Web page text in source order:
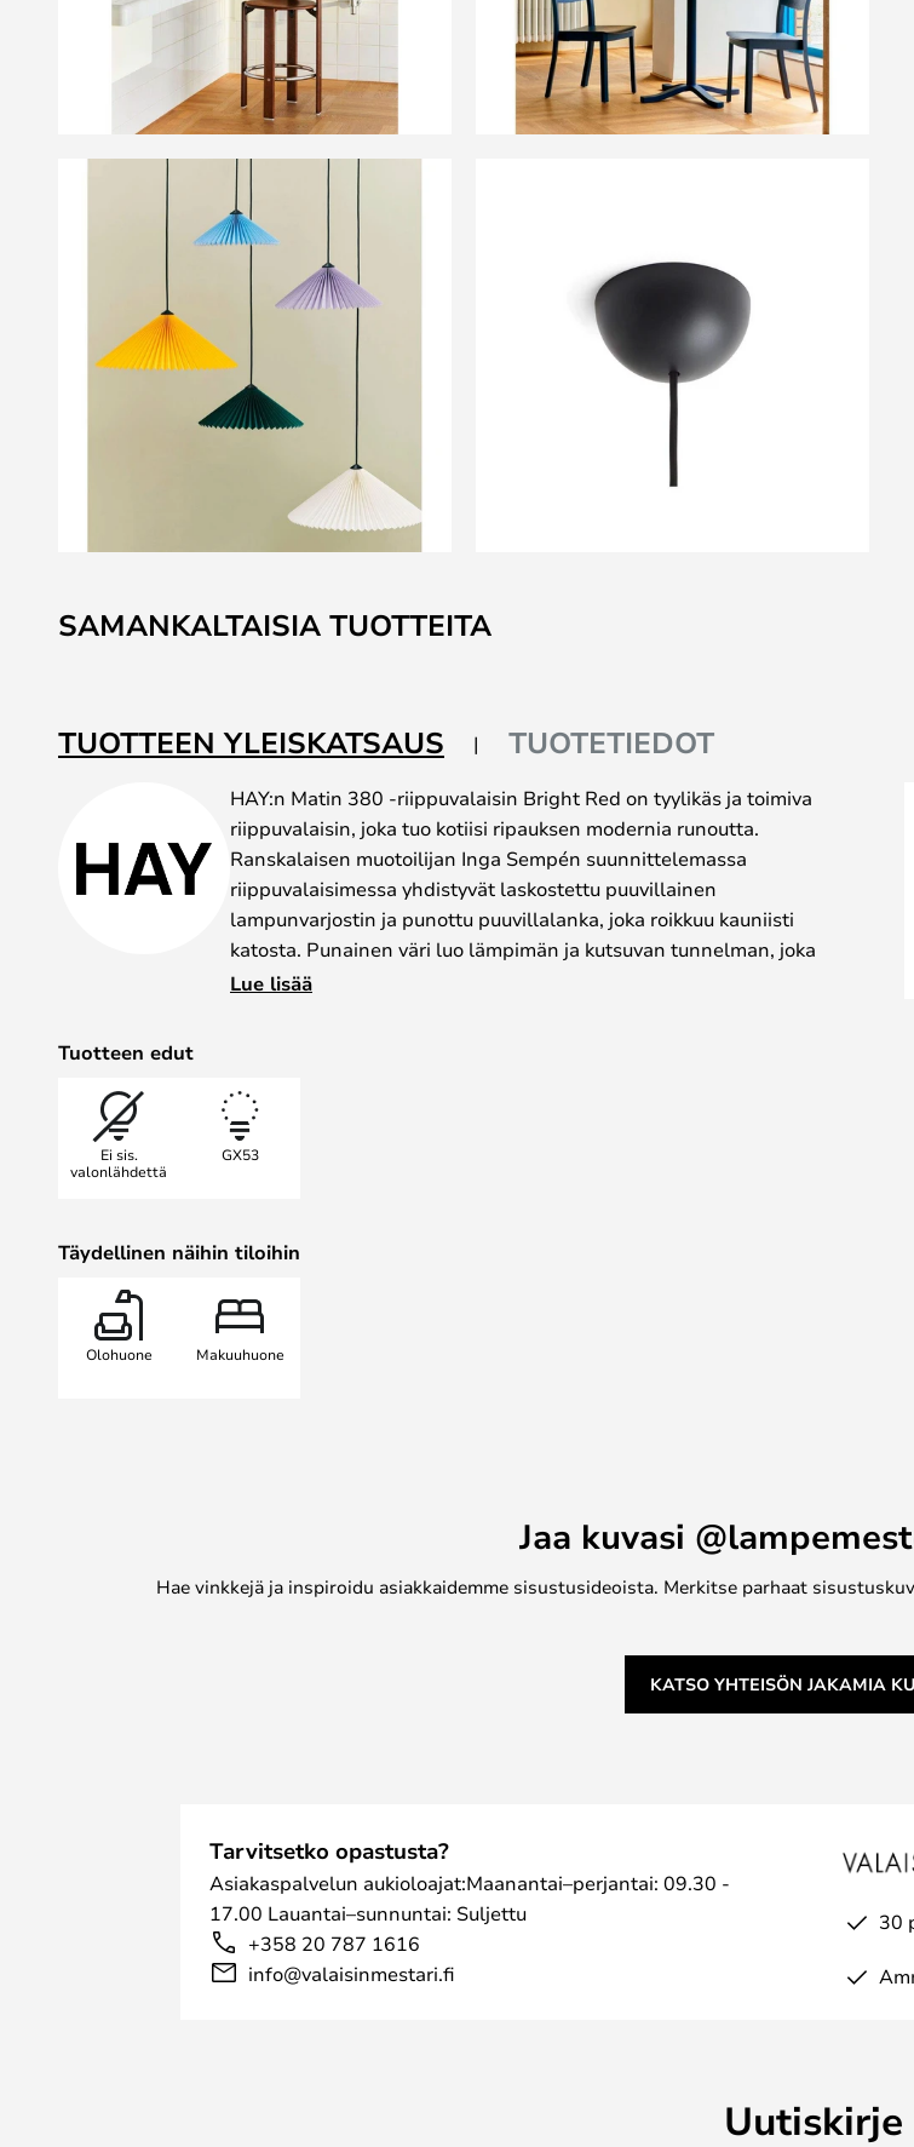
to
the
the
images
SAMANKALTAISIA TUOTTEITA
TUOTTEEN YLEISKATSAUS TUOTETIEDOT
HAY:n Matin 380 -riippuvalaisin Bright Red on tyylikäs ja toimiva
riippuvalaisin, joka tuo kotiisi ripauksen modernia runoutta.
Ranskalaisen muotoilijan Inga Sempén suunnittelemassa
riippuvalaisimessa yhdistyvät laskostettu puuvillainen
lampunvarjostin ja punottu puuvillalanka, joka roikkuu kauniisti
katosta. Punainen väri luo lämpimän ja kutsuvan tunnelman, joka
sopii täydellisesti minkä tahansa huoneen valaisemiseen. Matin
näkyy tässä mallissa, joka heijastelee myös hänen hienostuneiden
värien käyttöään. Tämä riippuvalaisin sopii niille, jotka etsivät
valaistuksessaan ainutlaatuista yhdistelmää laatua ja
Lue lisää
Tuotteen edut
Ei sis.
valonlähdettä
GX53
Täydellinen näihin tiloihin
Olohuone Makuuhuone
Jaa kuvasi
Hae vinkkejä ja inspiroidu asiakkaidemme sisustusideoista. Merkitse parhaat
KATSO YHTEISÖN JAKAMIA
Tarvitsetko opastusta?
Asiakaspalvelun aukioloajat:Maanantai–perjantai: 09.30 -
17.00 Lauantai–sunnuntai: Suljettu
+358 20 787 1616
info@valaisinmestari.fi
30
Uutiskirje